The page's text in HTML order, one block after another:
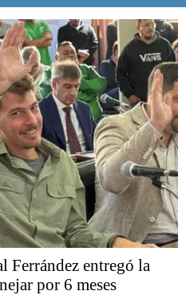
Ferrández entregó la
por 6 meses